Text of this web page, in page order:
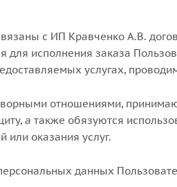
с ИП Кравченко А.В.
для исполнения заказа
услугах,
отношениями,
а также обязуются
оказания услуг.
данных